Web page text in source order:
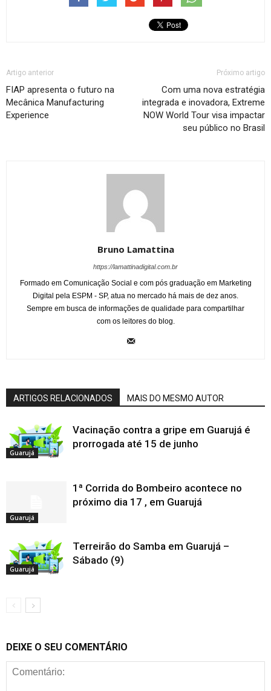
Artigo anterior
FIAP apresenta o futuro na
Mecânica Manufacturing
Experience
Próximo artigo
Com uma nova estratégia
integrada e inovadora, Extreme
NOW World Tour visa impactar
seu público no Brasil
Bruno Lamattina
https://lamattinadigital.com.br
Formado em Comunicação Social e com pós graduação em Marketing
Digital pela ESPM - SP, atua no mercado há mais de dez anos.
Sempre em busca de informações de qualidade para compartilhar
com os leitores do blog.
ARTIGOS RELACIONADOS MAIS DO MESMO AUTOR
Guarujá
Vacinação contra a gripe em Guarujá é
prorrogada até 15 de junho
Guarujá
1ª Corrida do Bombeiro acontece no
próximo dia 17 , em Guarujá
Guarujá
Terreirão do Samba em Guarujá –
Sábado (9)
DEIXE O SEU COMENTÁRIO